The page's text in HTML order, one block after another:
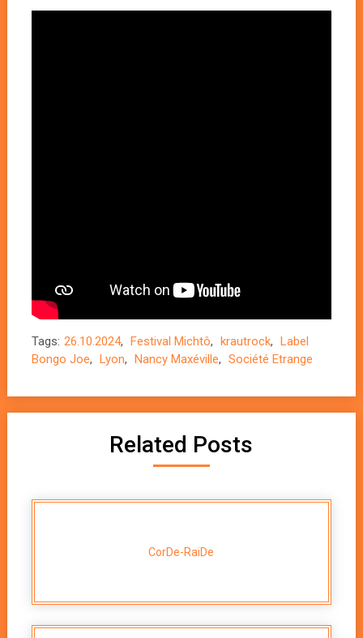
Tags: 26.10.2024, Festival Michtô, krautrock, Label
Bongo Joe, Lyon, Nancy Maxéville, Société Etrange
Related Posts
CorDe-RaiDe